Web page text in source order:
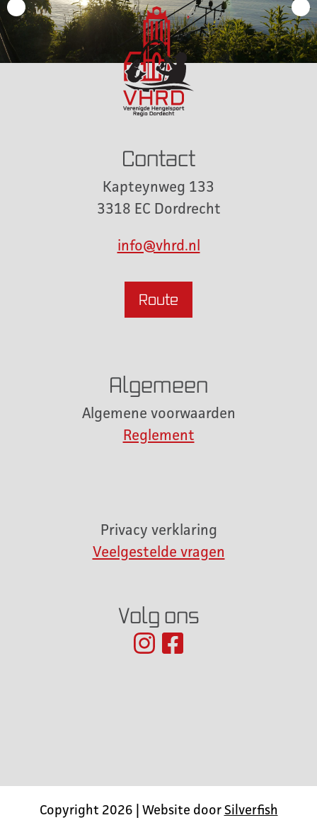
Contact
Kapteynweg 133
3318 EC Dordrecht
info@vhrd.nl
Route
Algemeen
Algemene voorwaarden
Reglement
Privacy verklaring
Veelgestelde vragen
Volg ons
Copyright 2026 | Website doorSilverfish